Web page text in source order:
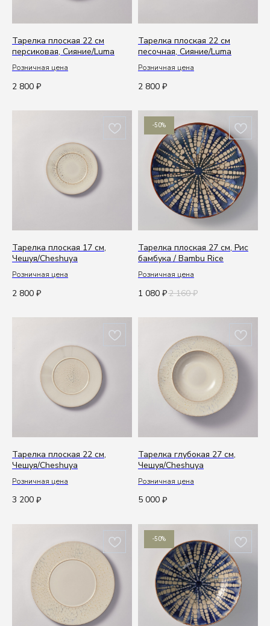
Тарелка плоская 22 см
персиковая, Сияние/Luma
Розничная цена
2 800 ₽
Тарелка плоская 22 см
песочная, Сияние/Luma
Розничная цена
2 800 ₽
Тарелка плоская 17 см,
Чешуя/Cheshuya
Розничная цена
2 800 ₽
-50%
Тарелка плоская 27 см, Рис
бамбука / Bambu Rice
Розничная цена
1 080 ₽2 160 ₽
Тарелка плоская 22 см,
Чешуя/Cheshuya
Розничная цена
3 200 ₽
Тарелка глубокая 27 см,
Чешуя/Cheshuya
Розничная цена
5 000 ₽
-50%
office@kenaiceramics.ru
ХОРЕКА/HoReCa?
Оставьте свои контакты, чтобы получить
специальные условия.
ИП Сенкеева Лолита Аркадьевна
ИНН 771550539264
Публичная оферта
Сделано в FIRSTOV